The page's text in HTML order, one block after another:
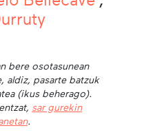
bere osotasunean
aldiz, pasarte batzuk
(ikus beherago).
sar gurekin
.